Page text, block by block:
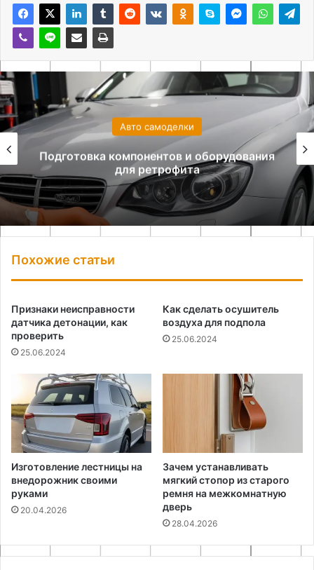
Авто самоделки
Подготовка компонентов и оборудования
для ретрофита
Похожие статьи
Признаки неисправности
датчика детонации, как
проверить
25.06.2024
Как сделать осушитель
воздуха для подпола
25.06.2024
Изготовление лестницы на
внедорожник своими
руками
20.04.2026
Зачем устанавливать
мягкий стопор из старого
ремня на межкомнатную
дверь
28.04.2026